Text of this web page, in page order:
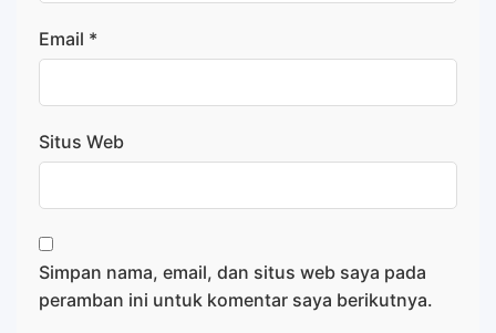
Email *
Situs Web
Simpan nama, email, dan situs web saya pada
peramban ini untuk komentar saya berikutnya.